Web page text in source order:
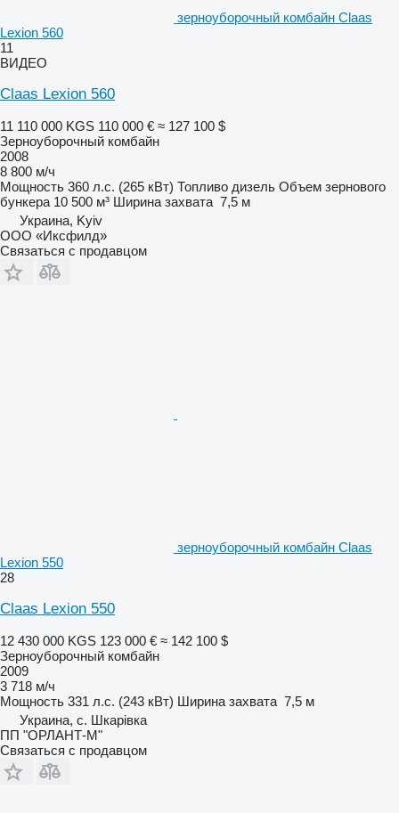
зерноуборочный комбайн Claas
Lexion 560
11
ВИДЕО
Claas Lexion 560
11 110 000 KGS 110 000 € ≈ 127 100 $
Зерноуборочный комбайн
2008
8 800 м/ч
Мощность 360 л.с. (265 кВт) Топливо дизель Объем зернового
бункера 10 500 м³ Ширина захвата 7,5 м
Украина, Kyiv
ООО «Иксфилд»
Связаться с продавцом
зерноуборочный комбайн Claas
Lexion 550
28
Claas Lexion 550
12 430 000 KGS 123 000 € ≈ 142 100 $
Зерноуборочный комбайн
2009
3 718 м/ч
Мощность 331 л.с. (243 кВт) Ширина захвата 7,5 м
Украина, с. Шкарівка
ПП "ОРЛАНТ-М"
Связаться с продавцом